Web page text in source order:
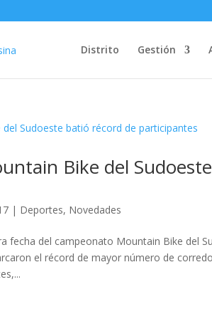
Distrito Gestión
Bike del
| Deportes, Novedades
fecha del campeonato Mountain Bike del
el récord de mayor número de